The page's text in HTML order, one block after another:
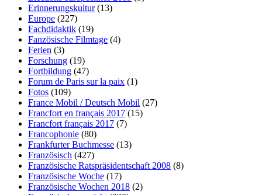
Erinnerungskultur(13)
Europe (227)
Fachdidaktik (19)
Fanzösische Filmtage (4)
Ferien (3)
Forschung (19)
Fortbildung (47)
Forum de Paris sur la paix (1)
Fotos (109)
France Mobil / Deutsch Mobil (27)
Francfort en français 2017 (15)
Francfort français 2017 (7)
Francophonie (80)
Frankfurter Buchmesse (13)
Französisch (427)
Französische Ratspräsidentschaft 2008 (8)
Französische Woche (17)
Französische Wochen 2018 (2)